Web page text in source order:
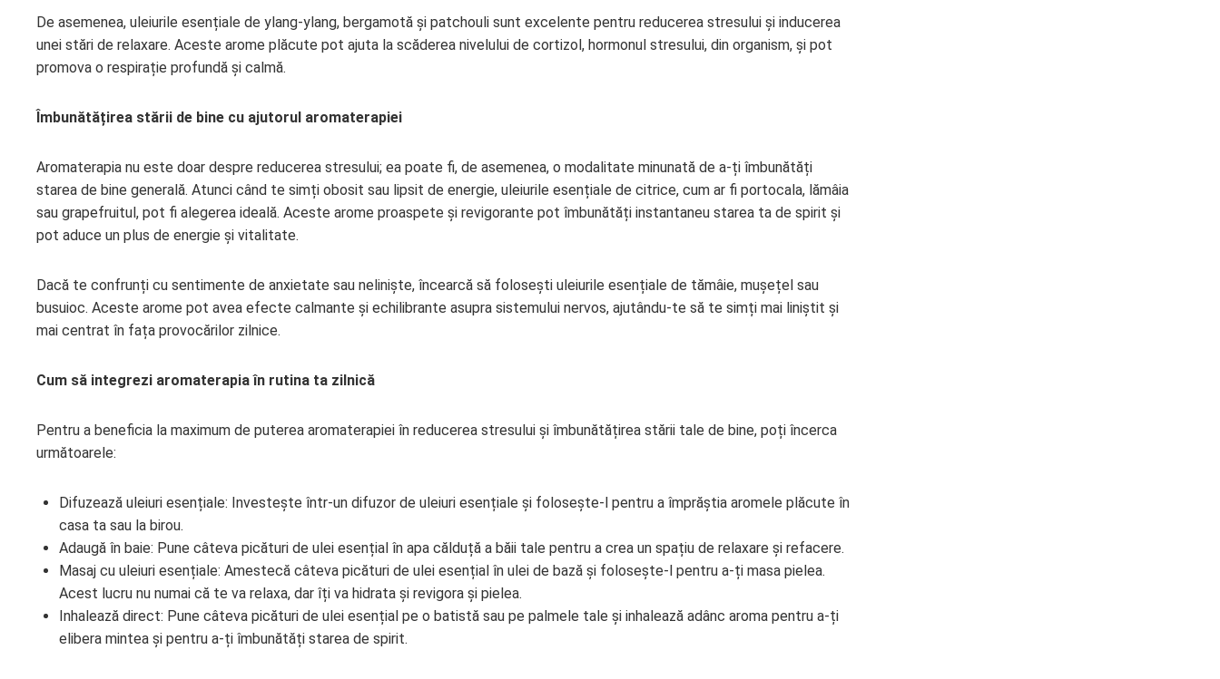
De asemenea, uleiurile esențiale de ylang-ylang, bergamotă și patchouli sunt excelente pentru reducerea stresului și inducerea
unei stări de relaxare. Aceste arome plăcute pot ajuta la scăderea nivelului de cortizol, hormonul stresului, din organism, și pot
promova o respirație profundă și calmă.
Îmbunătățirea stării de bine cu ajutorul aromaterapiei
Aromaterapia nu este doar despre reducerea stresului; ea poate fi, de asemenea, o modalitate minunată de a-ți îmbunătăți
starea de bine generală. Atunci când te simți obosit sau lipsit de energie, uleiurile esențiale de citrice, cum ar fi portocala, lămâia
sau grapefruitul, pot fi alegerea ideală. Aceste arome proaspete și revigorante pot îmbunătăți instantaneu starea ta de spirit și
pot aduce un plus de energie și vitalitate.
Dacă te confrunți cu sentimente de anxietate sau neliniște, încearcă să folosești uleiurile esențiale de tămâie, mușețel sau
busuioc. Aceste arome pot avea efecte calmante și echilibrante asupra sistemului nervos, ajutându-te să te simți mai liniștit și
mai centrat în fața provocărilor zilnice.
Cum să integrezi aromaterapia în rutina ta zilnică
Pentru a beneficia la maximum de puterea aromaterapiei în reducerea stresului și îmbunătățirea stării tale de bine, poți încerca
următoarele:
Difuzează uleiuri esențiale: Investește într-un difuzor de uleiuri esențiale și folosește-l pentru a împrăștia aromele plăcute în
casa ta sau la birou.
Adaugă în baie: Pune câteva picături de ulei esențial în apa călduță a băii tale pentru a crea un spațiu de relaxare și refacere.
Masaj cu uleiuri esențiale: Amestecă câteva picături de ulei esențial în ulei de bază și folosește-l pentru a-ți masa pielea.
Acest lucru nu numai că te va relaxa, dar îți va hidrata și revigora și pielea.
Inhalează direct: Pune câteva picături de ulei esențial pe o batistă sau pe palmele tale și inhalează adânc aroma pentru a-ți
elibera mintea și pentru a-ți îmbunătăți starea de spirit.